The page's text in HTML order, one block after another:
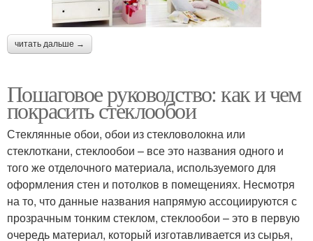
читать дальше →
Пошаговое руководство: как и чем
покрасить стеклообои
Стеклянные обои, обои из стекловолокна или
стеклоткани, стеклообои – все это названия одного и
того же отделочного материала, используемого для
оформления стен и потолков в помещениях. Несмотря
на то, что данные названия напрямую ассоциируются с
прозрачным тонким стеклом, стеклообои – это в первую
очередь материал, который изготавливается из сырья,